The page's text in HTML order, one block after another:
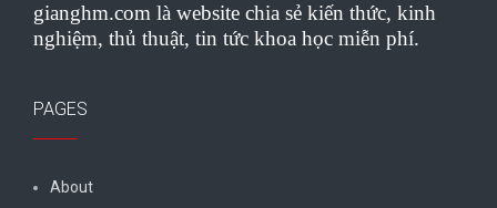
gianghm.com là website chia sẻ kiến thức, kinh
nghiệm, thủ thuật, tin tức khoa học miễn phí.
PAGES
About